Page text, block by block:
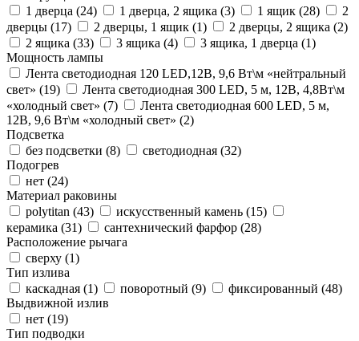
1 дверца (24) 1 дверца, 2 ящика (3) 1 ящик (28)
2
дверцы (17) 2 дверцы, 1 ящик (1) 2 дверцы, 2 ящика (2)
2 ящика (33) 3 ящика (4) 3 ящика, 1 дверца (1)
Мощность лампы
Лента светодиодная 120 LED,12В, 9,6 Вт\м «нейтральный
свет» (19)
Лента светодиодная 300 LED, 5 м, 12В, 4,8Вт\м
«холодный свет» (7)
Лента светодиодная 600 LED, 5 м,
12В, 9,6 Вт\м «холодный свет» (2)
Подсветка
без подсветки (8) светодиодная (32)
Подогрев
нет (24)
Материал раковины
polytitan (43) искусственный камень (15)
керамика (31) сантехнический фарфор (28)
Расположение рычага
сверху (1)
Тип излива
каскадная (1) поворотный (9) фиксированный (48)
Выдвижной излив
нет (19)
Тип подводки